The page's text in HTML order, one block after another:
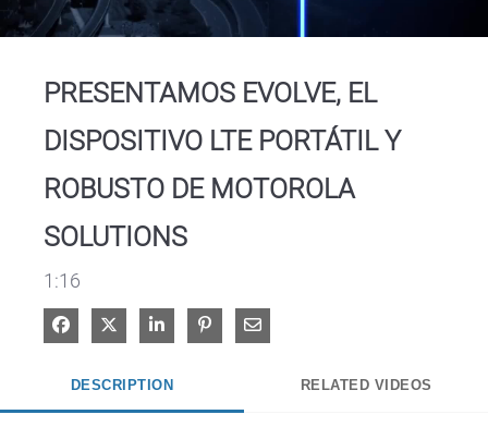
PRESENTAMOS EVOLVE, EL
DISPOSITIVO LTE PORTÁTIL Y
ROBUSTO DE MOTOROLA
SOLUTIONS
1:16
Share on Facebook
Share on XShare on LinkedIn
Pin on Pinterest
Share via Email
DESCRIPTION RELATED VIDEOS